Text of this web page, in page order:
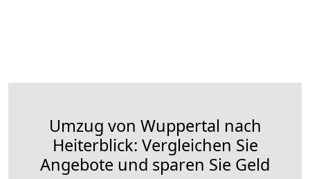
Umzug von Wuppertal nach
Heiterblick: Vergleichen Sie
Angebote und sparen Sie Geld